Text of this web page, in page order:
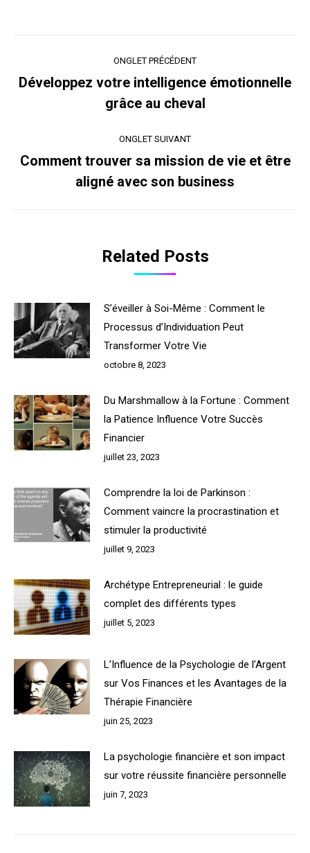
de
commentaire
ONGLET PRÉCÉDENT
Onglet
précédent
Développez votre intelligence émotionnelle
grâce au cheval
ONGLET SUIVANT
Onglet
suivant
Comment trouver sa mission de vie et être
aligné avec son business
Related Posts
S’éveiller à Soi-Même : Comment le
Processus d’Individuation Peut
Transformer Votre Vie
octobre 8, 2023
Du Marshmallow à la Fortune : Comment
la Patience Influence Votre Succès
Financier
juillet 23, 2023
Comprendre la loi de Parkinson :
Comment vaincre la procrastination et
stimuler la productivité
juillet 9, 2023
Archétype Entrepreneurial : le guide
complet des différents types
juillet 5, 2023
L’Influence de la Psychologie de l’Argent
sur Vos Finances et les Avantages de la
Thérapie Financière
juin 25, 2023
La psychologie financière et son impact
sur votre réussite financière personnelle
juin 7, 2023